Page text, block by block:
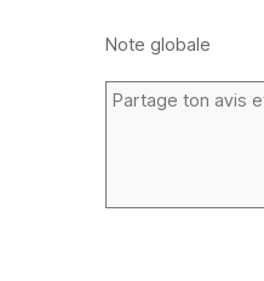
Note globale